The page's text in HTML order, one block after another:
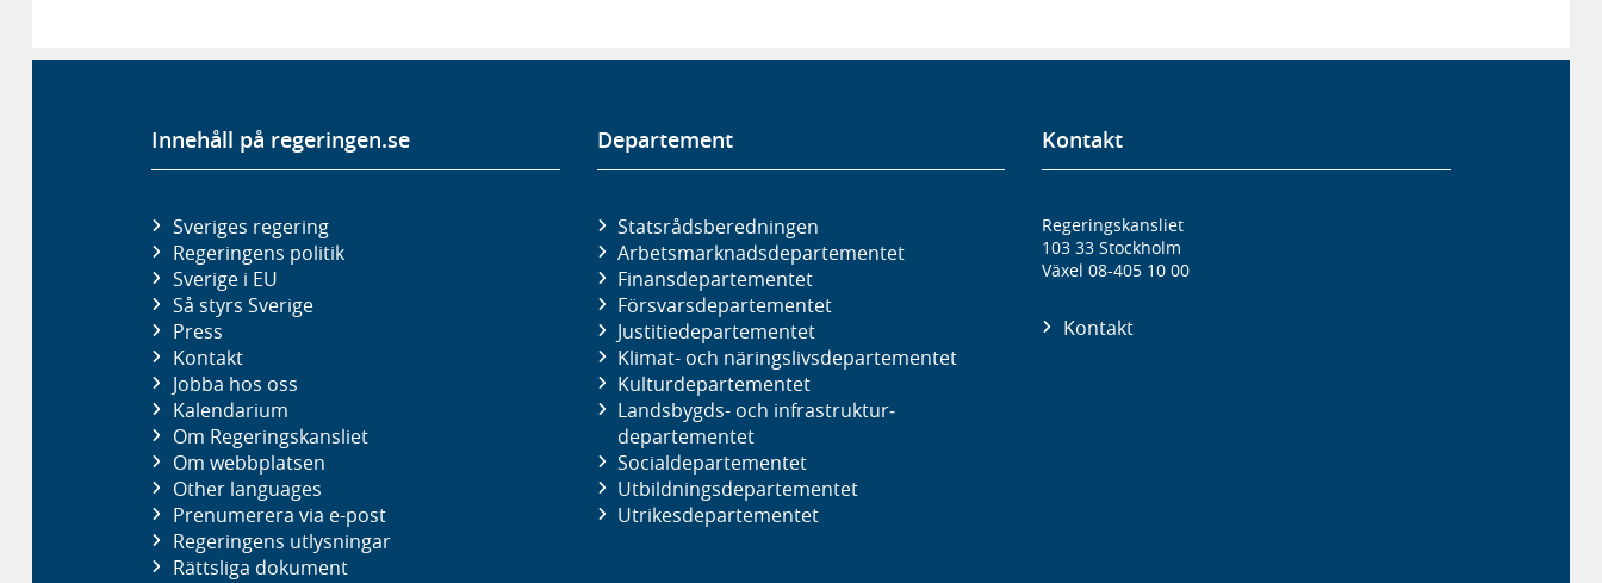
Innehåll på regeringen.se
Sveriges regering
Regeringens politik
Sverige i EU
Så styrs Sverige
Press
Kontakt
Jobba hos oss
Kalendarium
Om Regeringskansliet
Om webbplatsen
Other languages
Prenumerera via e-post
Regeringens utlysningar
Rättsliga dokument
Departement
Statsrådsberedningen
Arbetsmarknads­departementet
Finans­departementet
Försvars­departementet
Justitie­departementet
Klimat- och näringslivs­departementet
Kultur­departementet
Landsbygds- och infrastruktur­
departementet
Social­departementet
Utbildnings­departementet
Utrikes­departementet
Kontakt
Regeringskansliet
103 33 Stockholm
Växel 08-405 10 00
Kontakt